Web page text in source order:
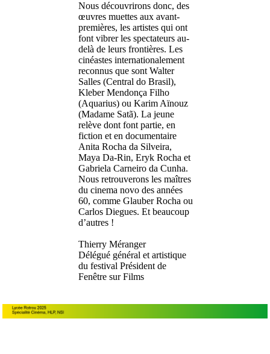
Nous découvrirons donc, des
œuvres muettes aux avant-
premières, les artistes qui ont
font vibrer les spectateurs au-
delà de leurs frontières. Les
cinéastes internationalement
reconnus que sont Walter
Salles (Central do Brasil),
Kleber Mendonça Filho
(Aquarius) ou Karim Aïnouz
(Madame Satã). La jeune
relève dont font partie, en
fiction et en documentaire
Anita Rocha da Silveira,
Maya Da-Rin, Eryk Rocha et
Gabriela Carneiro da Cunha.
Nous retrouverons les maîtres
du cinema novo des années
60, comme Glauber Rocha ou
Carlos Diegues. Et beaucoup
d’autres !
Thierry Méranger
Délégué général et artistique
du festival Président de
Fenêtre sur Films